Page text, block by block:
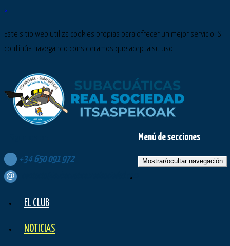
×
Este sitio web utiliza cookies propias para ofrecer un mejor servicio. Si
continúa navegando consideramos que acepta su uso.
+34 650 091 972
contacto@subacuaticasrealsociedad.com
Menú de secciones
Mostrar/ocultar navegación
EL CLUB
NOTICIAS